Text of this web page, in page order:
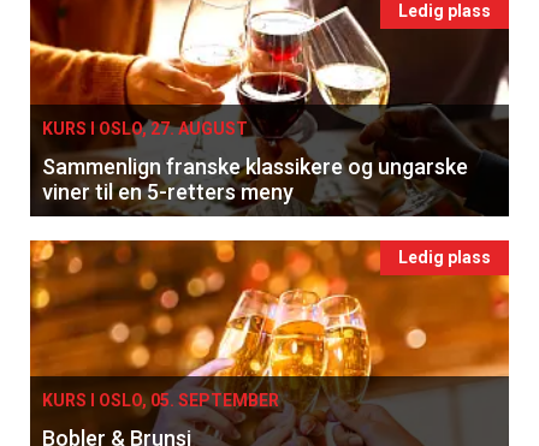
Ledig plass
KURS I OSLO, 27. AUGUST
Sammenlign franske klassikere og ungarske
viner til en 5-retters meny
Ledig plass
KURS I OSLO, 05. SEPTEMBER
Bobler & Brunsj